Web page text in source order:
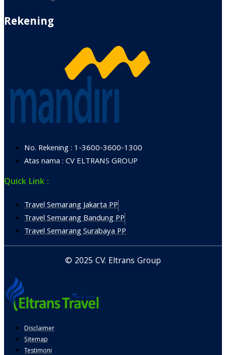
Rekening
No. Rekening : 1-3600-3600-1300
Atas nama : CV ELTRANS GROUP
Quick Link :
Travel Semarang Jakarta PP
Travel Semarang Bandung PP
Travel Semarang Surabaya PP
© 2025 CV. Eltrans Group
Disclaimer
Sitemap
Testimoni